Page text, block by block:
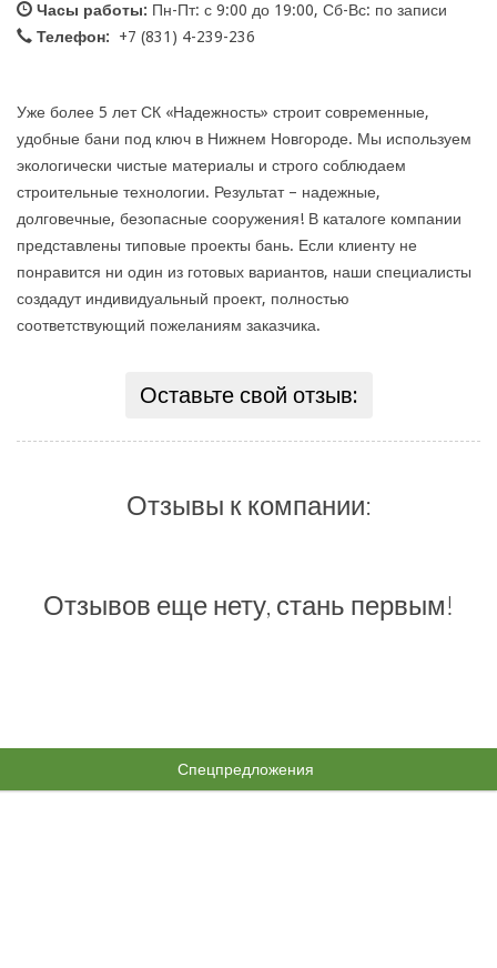
Часы работы: Пн-Пт: с 9:00 до 19:00, Сб-Вс: по записи
Телефон:
+7 (831) 4-239-236
Уже более 5 лет СК «Надежность» строит современные,
удобные бани под ключ в Нижнем Новгороде. Мы используем
экологически чистые материалы и строго соблюдаем
строительные технологии. Результат – надежные,
долговечные, безопасные сооружения! В каталоге компании
представлены типовые проекты бань. Если клиенту не
понравится ни один из готовых вариантов, наши специалисты
создадут индивидуальный проект, полностью
соответствующий пожеланиям заказчика.
Оставьте свой отзыв:
Отзывы к компании:
Отзывов еще нету, стань первым!
Спецпредложения